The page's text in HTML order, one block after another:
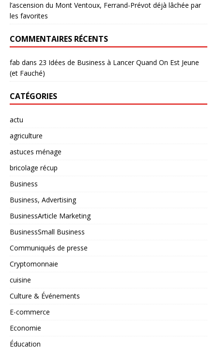
l’ascension du Mont Ventoux, Ferrand-Prévot déjà lâchée par
les favorites
COMMENTAIRES RÉCENTS
fab dans 23 Idées de Business à Lancer Quand On Est Jeune
(et Fauché)
CATÉGORIES
actu
agriculture
astuces ménage
bricolage récup
Business
Business, Advertising
BusinessArticle Marketing
BusinessSmall Business
Communiqués de presse
Cryptomonnaie
cuisine
Culture & Événements
E-commerce
Economie
Éducation